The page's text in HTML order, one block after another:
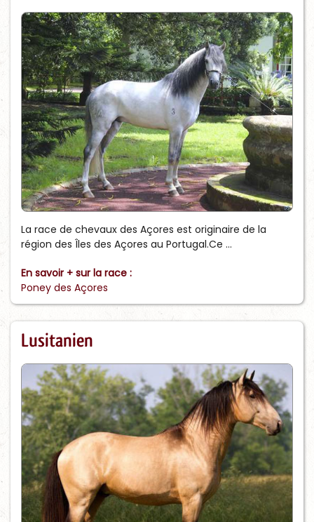
La race de chevaux des Açores est originaire de la
région des Îles des Açores au Portugal.Ce ...
En savoir + sur la race :
Poney des Açores
Lusitanien